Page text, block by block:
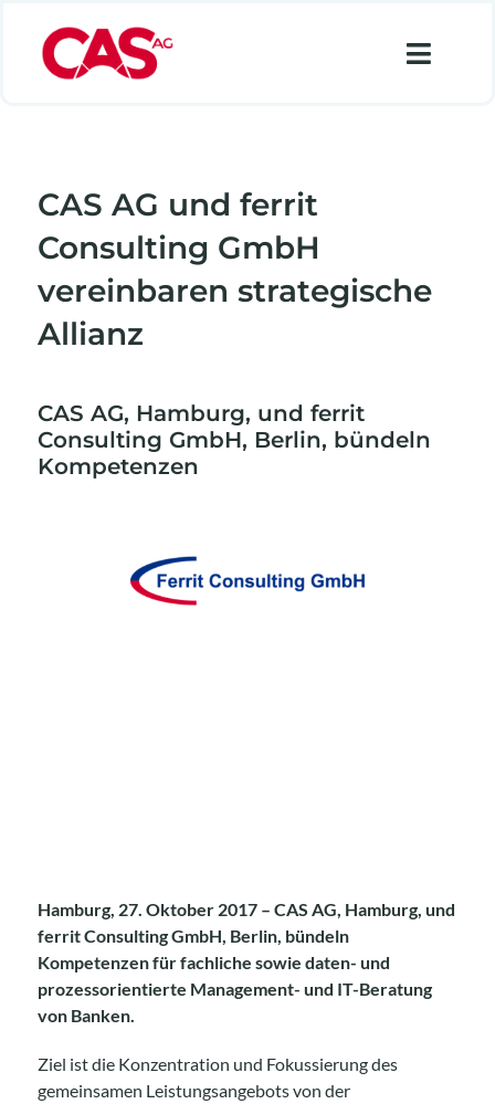
Inhalt
springen
Data Analytics
Lösungen
Karriere
CAS AG und ferrit
Consulting GmbH
vereinbaren strategische
Allianz
CAS AG, Hamburg, und ferrit
Consulting GmbH, Berlin, bündeln
Kompetenzen
Hamburg, 27. Oktober 2017 – CAS AG, Hamburg, und
ferrit Consulting GmbH, Berlin, bündeln
Kompetenzen für fachliche sowie daten- und
prozessorientierte Management- und IT-Beratung
von Banken.
Ziel ist die Konzentration und Fokussierung des
gemeinsamen Leistungsangebots von der